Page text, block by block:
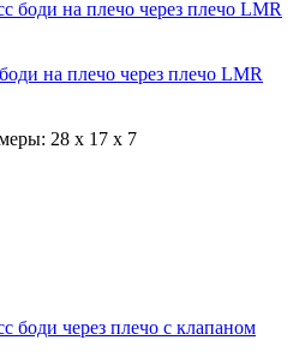
на плечо через плечо LMR
28 x 17 x 7